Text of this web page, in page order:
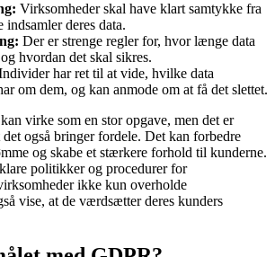
Virksomheder skal have klart samtykke fra
indsamler deres data.
Der er strenge regler for, hvor længe data
hvordan det skal sikres.
har ret til at vide, hvilke data
om dem, og kan anmode om at få det slettet.
virke som en stor opgave, men det er
også bringer fordele. Det kan forbedre
og skabe et stærkere forhold til kunderne.
politikker og procedurer for
ikke kun overholde
vise, at de værdsætter deres kunders